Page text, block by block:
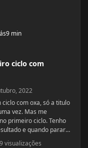
9 min
e viciar!
ciclo com
2022
com oxa, só a titulo
vez. Mas me
primeiro ciclo. Tenho
e quando parar
a vontade está bem
visualizações